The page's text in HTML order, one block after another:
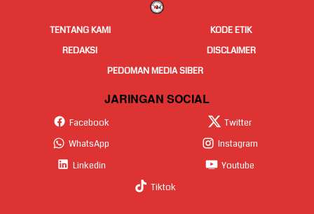
TENTANG KAMI
KODE ETIK
REDAKSI
DISCLAIMER
PEDOMAN MEDIA SIBER
JARINGAN SOCIAL
Facebook
Twitter
WhatsApp
Instagram
Linkedin
Youtube
Tiktok